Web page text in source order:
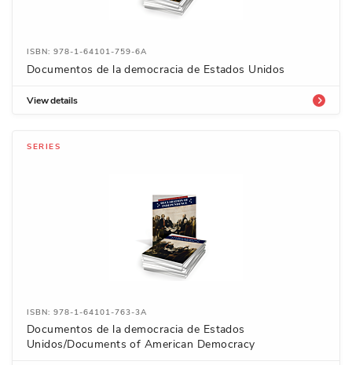
ISBN: 978-1-64101-759-6A
Documentos de la democracia de Estados Unidos
View details
SERIES
ISBN: 978-1-64101-763-3A
Documentos de la democracia de Estados
Unidos/Documents of American Democracy